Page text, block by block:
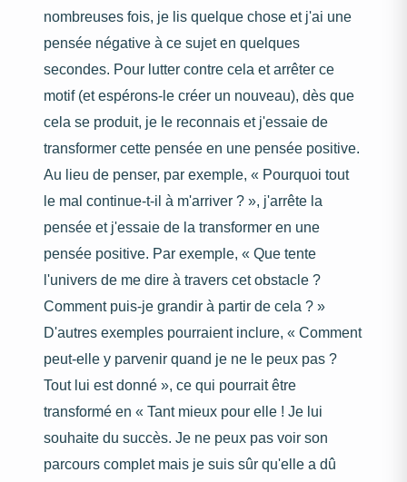
nombreuses fois, je lis quelque chose et j'ai une
pensée négative à ce sujet en quelques
secondes. Pour lutter contre cela et arrêter ce
motif (et espérons-le créer un nouveau), dès que
cela se produit, je le reconnais et j'essaie de
transformer cette pensée en une pensée positive.
Au lieu de penser, par exemple, « Pourquoi tout
le mal continue-t-il à m'arriver ? », j'arrête la
pensée et j'essaie de la transformer en une
pensée positive. Par exemple, « Que tente
l'univers de me dire à travers cet obstacle ?
Comment puis-je grandir à partir de cela ? »
D'autres exemples pourraient inclure, « Comment
peut-elle y parvenir quand je ne le peux pas ?
Tout lui est donné », ce qui pourrait être
transformé en « Tant mieux pour elle ! Je lui
souhaite du succès. Je ne peux pas voir son
parcours complet mais je suis sûr qu'elle a dû